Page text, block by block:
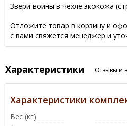
Звери воины в чехле экокожа
Отложите товар в корзину и
с вами свяжется менеджер и
Характеристики Отзывы и
Характеристики
Вес (кг)